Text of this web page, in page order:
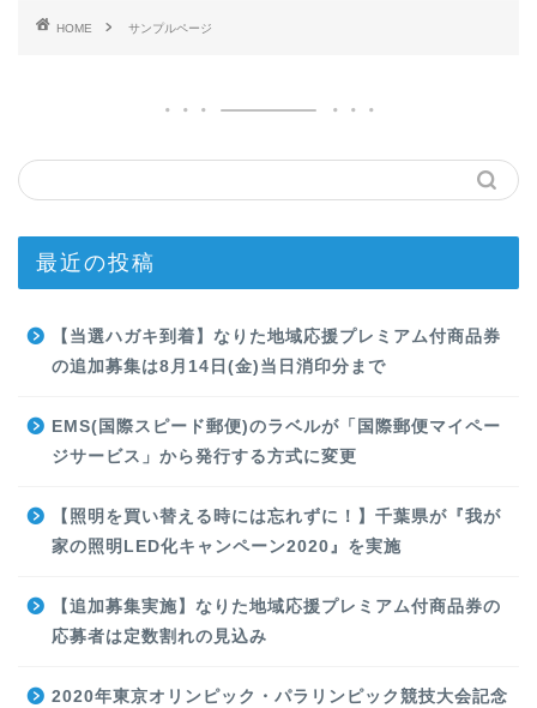
HOME サンプルページ
最近の投稿
【当選ハガキ到着】なりた地域応援プレミアム付商品券
の追加募集は8月14日(金)当日消印分まで
EMS(国際スピード郵便)のラベルが「国際郵便マイペー
ジサービス」から発行する方式に変更
【照明を買い替える時には忘れずに！】千葉県が『我が
家の照明LED化キャンペーン2020』を実施
【追加募集実施】なりた地域応援プレミアム付商品券の
応募者は定数割れの見込み
2020年東京オリンピック・パラリンピック競技大会記念